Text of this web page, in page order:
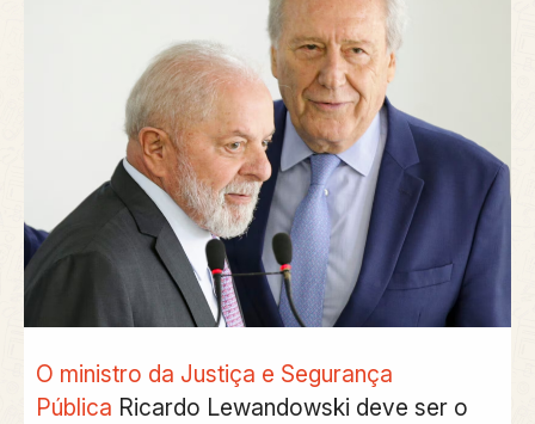
O ministro da Justiça e Segurança
Pública Ricardo Lewandowski deve ser o